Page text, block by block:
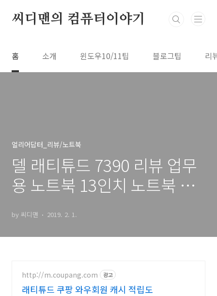
씨디맨의 컴퓨터이야기
홈 소개 윈도우10/11팁 블로그팁 리
얼리어답터_리뷰/노트북
델 래티튜드 7390 리뷰 업무
용 노트북 13인치 노트북 거
by 씨디맨 2019. 2. 1.
http://m.coupang.com 광고
래티튜드 쿠팡 와우회원 캐시 적립도